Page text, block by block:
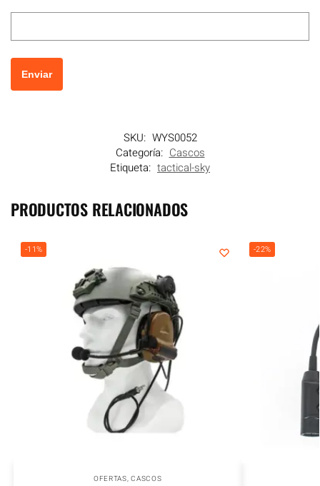
SKU: WYS0052
Categoría: Cascos
Etiqueta: tactical-sky
PRODUCTOS RELACIONADOS
-11%
OFERTAS,CASCOS
-22%